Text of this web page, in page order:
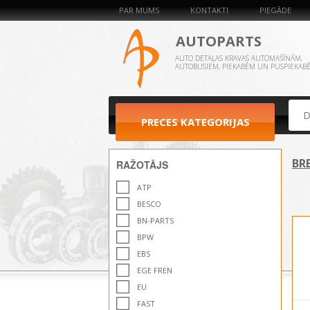
PAR MUMS KONTAKTI PIEGĀDE
AUTOPARTS
AUTO DETAĻAS KRAVAS AUTOMAŠĪNĀM,
AUTOBUSIEM, PIEKABĒM UN
PRECES KATEGORIJAS
RAŽOTĀJS
ATP
BESCO
BN-PARTS
BPW
EBS
EGE FREN
EU
FAST